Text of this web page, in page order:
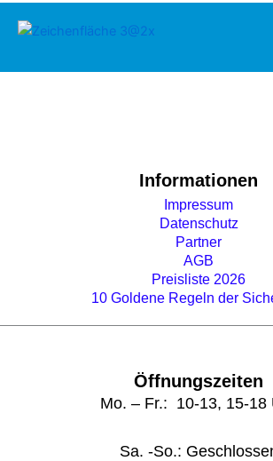
Inhalt
Informationen
Impressum
Datenschutz
Partner
AGB
Preisliste 2026
10 Goldene Regeln der
Öffnungszeiten
Mo. – Fr.: 10-13, 15-18
Sa. -So.: